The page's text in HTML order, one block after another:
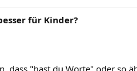
für Kinder?
dass "hast du Worte" oder so